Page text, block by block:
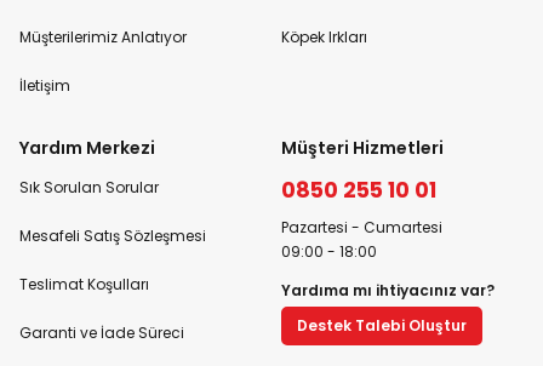
Müşterilerimiz Anlatıyor
İletişim
Köpek Irkları
Yardım Merkezi
Sık Sorulan Sorular
Mesafeli Satış Sözleşmesi
Teslimat Koşulları
Garanti ve İade Süreci
Müşteri Hizmetleri
0850 255 10 01
Pazartesi - Cumartesi
09:00 - 18:00
Yardıma mı ihtiyacınız var?
Destek Talebi Oluştur